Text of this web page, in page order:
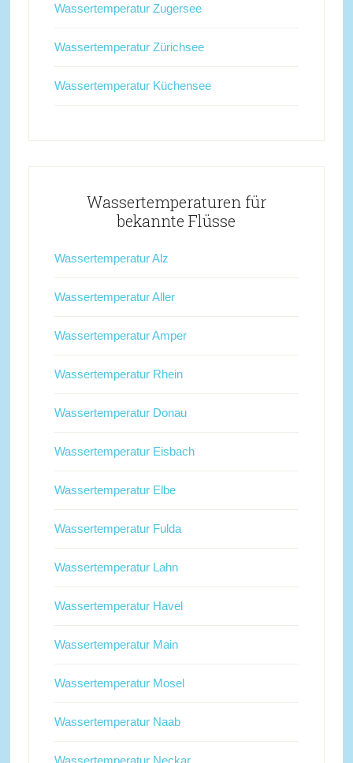
Wassertemperatur Zugersee
Wassertemperatur Zürichsee
Wassertemperatur Küchensee
Wassertemperaturen für
bekannte Flüsse
Wassertemperatur Alz
Wassertemperatur Aller
Wassertemperatur Amper
Wassertemperatur Rhein
Wassertemperatur Donau
Wassertemperatur Eisbach
Wassertemperatur Elbe
Wassertemperatur Fulda
Wassertemperatur Lahn
Wassertemperatur Havel
Wassertemperatur Main
Wassertemperatur Mosel
Wassertemperatur Naab